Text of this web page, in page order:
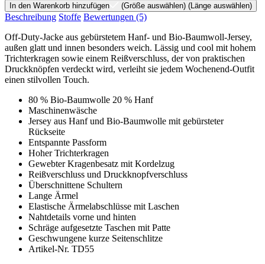
In den Warenkorb hinzufügen (Größe auswählen) (Länge auswählen)
Beschreibung Stoffe Bewertungen (5)
Off-Duty-Jacke aus gebürstetem Hanf- und Bio-Baumwoll-Jersey,
außen glatt und innen besonders weich. Lässig und cool mit hohem
Trichterkragen sowie einem Reißverschluss, der von praktischen
Druckknöpfen verdeckt wird, verleiht sie jedem Wochenend-Outfit
einen stilvollen Touch.
80 % Bio-Baumwolle 20 % Hanf
Maschinenwäsche
Jersey aus Hanf und Bio-Baumwolle mit gebürsteter
Rückseite
Entspannte Passform
Hoher Trichterkragen
Gewebter Kragenbesatz mit Kordelzug
Reißverschluss und Druckknopfverschluss
Überschnittene Schultern
Lange Ärmel
Elastische Ärmelabschlüsse mit Laschen
Nahtdetails vorne und hinten
Schräge aufgesetzte Taschen mit Patte
Geschwungene kurze Seitenschlitze
Artikel-Nr. TD55